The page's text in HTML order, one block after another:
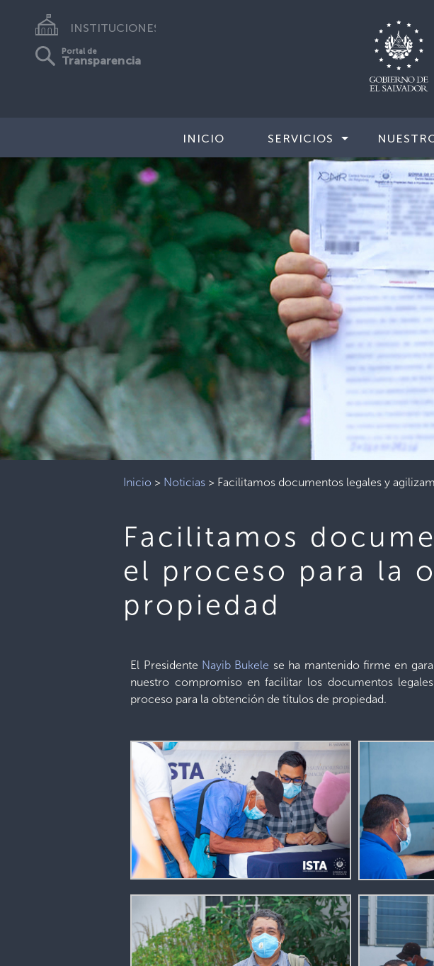
INSTITUCIONES
Portal de
Transparencia
INICIO SERVICIOS
Inicio > Noticias > Facilitamos documentos legales y
Facilitamos
el proceso para la
propiedad
El Presidente Nayib Bukele se ha mantenido firme en
nuestro compromiso en facilitar los documentos
proceso para la obtención de títulos de propiedad.